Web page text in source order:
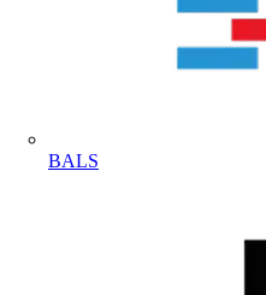
BALS